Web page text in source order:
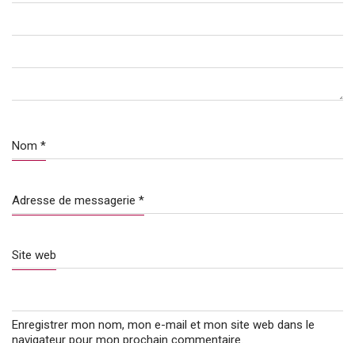
Nom *
Adresse de messagerie *
Site web
Enregistrer mon nom, mon e-mail et mon site web dans le